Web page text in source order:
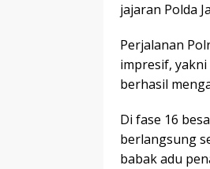
jajaran Polda
Perjalanan
impresif,
berhasil
Di fase 16
berlangsung
babak adu